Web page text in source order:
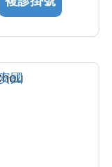
中西醫結合
中榮總第1任
灣疼痛醫學